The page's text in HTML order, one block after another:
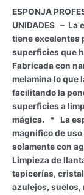
ESPONJA
UNIDADES – La
tiene excelentes
superficies que
Fabricada con
melamina lo que
facilitando la
superficies a
mágica. * La
magnifico de
solamente con
Limpieza de
tapicerías,
azulejos, suelos,